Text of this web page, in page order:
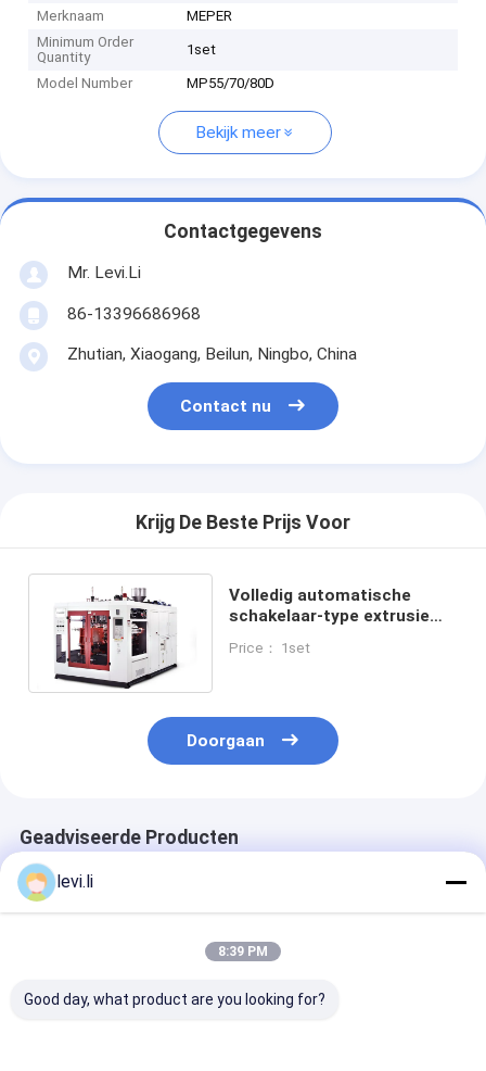
Merknaam
MEPER
Minimum Order
Quantity
1set
Model Number MP55/70/80D
Bekijk meer
Contactgegevens
Mr. Levi.Li
86-13396686968
Zhutian, Xiaogang, Beilun, Ningbo, China
Contact nu
Krijg De Beste Prijs Voor
Volledig automatische
schakelaar-type extrusie
HDPE PP LDPE-flessen
Price： 1set
Doorgaan
Geadviseerde Producten
levi.li
8:39 PM
Good day, what product are you looking for?